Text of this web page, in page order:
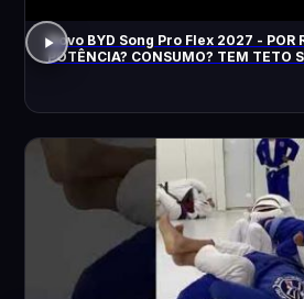
Novo BYD Song Pro Flex 2027 - POR
POTÊNCIA? CONSUMO? TEM TETO